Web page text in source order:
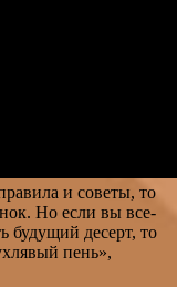
и советы, то
Но если вы все-
будущий десерт, то
пень»,